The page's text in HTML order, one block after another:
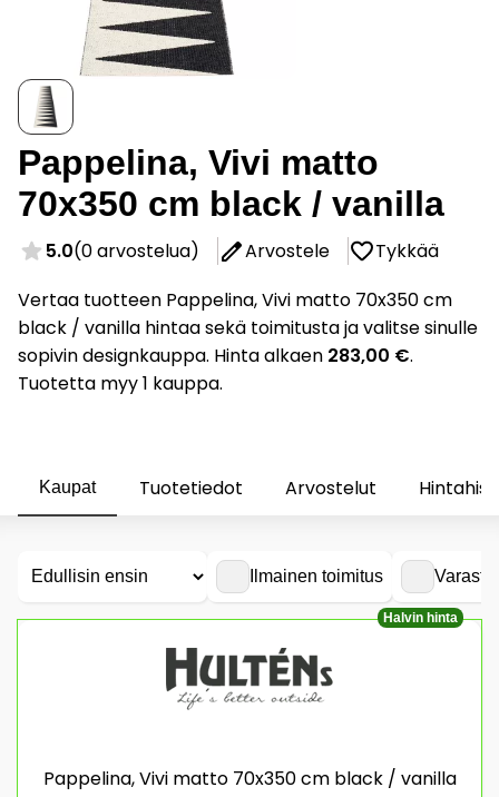
Pappelina, Vivi matto
70x350 cm black / vanilla
5.0(0 arvostelua) Arvostele
Tykkää
Vertaa tuotteen Pappelina, Vivi matto 70x350 cm
black / vanilla hintaa sekä toimitusta ja valitse sinulle
sopivin designkauppa. Hinta alkaen 283,00 €.
Tuotetta myy 1 kauppa.
Kaupat Tuotetiedot Arvostelut
Ilmainen toimitus
Halvin hinta
Pappelina, Vivi matto 70x350 cm black / vanilla